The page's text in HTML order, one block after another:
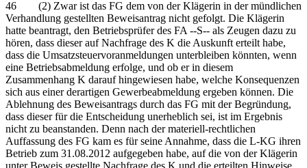
46 (2) Zwar ist das FG dem von der Klägerin in der mündlichen
Verhandlung gestellten Beweisantrag nicht gefolgt. Die Klägerin
hatte beantragt, den Betriebsprüfer des FA ‑‑S‑‑ als Zeugen dazu zu
hören, dass dieser auf Nachfrage des K die Auskunft erteilt habe,
dass die Umsatzsteuervoranmeldungen unterbleiben könnten, wenn
eine Betriebsabmeldung erfolge, und ob er in diesem
Zusammenhang K darauf hingewiesen habe, welche Konsequenzen
sich aus einer derartigen Gewerbeabmeldung ergeben können. Die
Ablehnung des Beweisantrags durch das FG mit der Begründung,
dass dieser für die Entscheidung unerheblich sei, ist im Ergebnis
nicht zu beanstanden. Denn nach der materiell-rechtlichen
Auffassung des FG kam es für seine Annahme, dass die L-KG ihren
Betrieb zum 31.08.2012 aufgegeben habe, auf die von der Klägerin
unter Beweis gestellte Nachfrage des K und die erteilten Hinweise